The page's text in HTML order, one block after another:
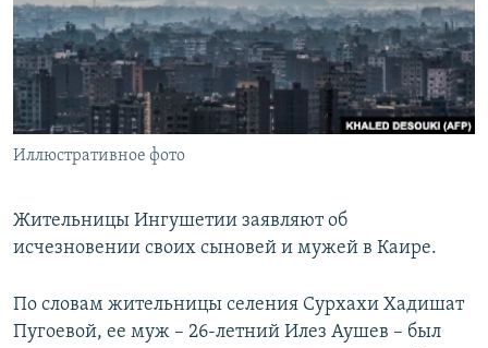
ПОДПИШИТЕСЬ НА РАССЫЛКУ
СОЦИАЛЬНЫЕ СЕТИ
Все сайты РСЕ/РС
Иллюстративное фото
Жительницы Ингушетии заявляют об
исчезновении своих сыновей и мужей в Каире.
По словам жительницы селения Сурхахи Хадишат
Пугоевой, ее муж – 26-летний Илез Аушев – был